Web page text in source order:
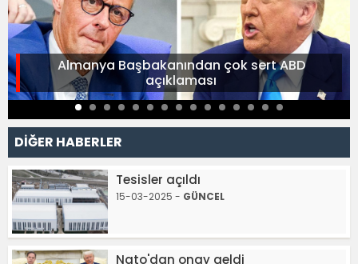
Almanya Başbakanından çok sert ABD
açıklaması
DİĞER HABERLER
Tesisler açıldı
15-03-2025 - GÜNCEL
Nato'dan onay geldi